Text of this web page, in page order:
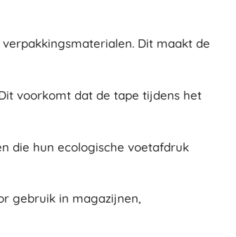
Dit maakt de
voorkomt dat de tape tijdens het
die hun ecologische voetafdruk
gebruik in magazijnen,